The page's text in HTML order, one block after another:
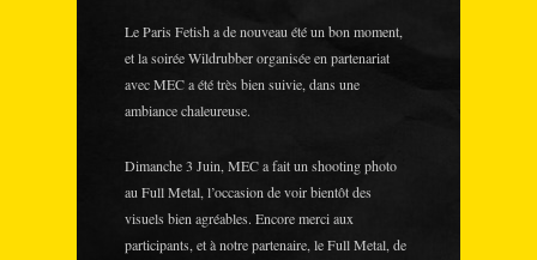
Le Paris Fetish a de nouveau été un bon moment,
et la soirée Wildrubber organisée en partenariat
avec MEC a été très bien suivie, dans une
ambiance chaleureuse.
Dimanche 3 Juin, MEC a fait un shooting photo
au Full Metal, l’occasion de voir bientôt des
visuels bien agréables. Encore merci aux
participants, et à notre partenaire, le Full Metal, de